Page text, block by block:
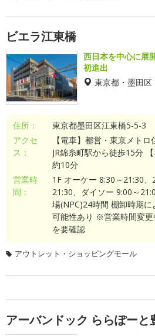
ビエラ江東橋
西日本を中心に展
初進出
東京都・墨田区
住所：
東京都墨田区江東橋5-5-3
アクセ
ス：
【電車】都営・東京メト
JR錦糸町駅から徒歩15分
約10分
営業時
間：
1F オーケー 8:30～21:30、
21:30、ダイソー 9:00～
場(NPC)24時間 棚卸時期
可能性あり ※営業時間変
を要確認
アウトレット・ショッピングモール
アーバンドック ららぽーと